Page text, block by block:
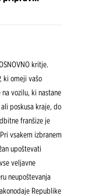
kritje.
ki omeji vašo
vozilu, ki nastane
poskusa kraje, do
franšize je
vsakem izbranem
upoštevati
veljavne
neupoštevanja
Republike